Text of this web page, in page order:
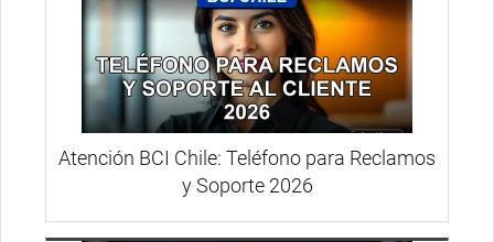
Atención BCI Chile: Teléfono para Reclamos
y Soporte 2026